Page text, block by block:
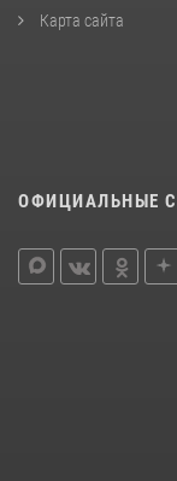
Карта сайта
ОФИЦИАЛЬНЫЕ